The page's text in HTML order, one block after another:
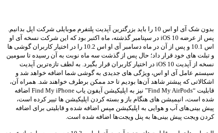
بدون شک آی او اس 10 را باید بزرگترین آپدیت پلتفرم موبایلی شرکت اپل بدانیم.
پس از عرضه iOS 10 در سپتامبر گذشته، ماه اکتبر بود که این شرکت نسخه آی او
اس 10.1 و پس از آن در ماه دسامبر آی او اس 10.2 را در اختیار کاربران گوشی ها
و تبلت های خود قرار داد؛ حال پس از گذشت سه ماه نوبت به آن رسیده تا سومین
نسخه از آپدیت iOS 10 در اختیار کاربران قرار بگیرد. به لطف تازه‌ترین آپدیت
سیستم عامل آی او اس، ویژگی های جدیدی به گوشی شما اضافه خواهد شد و
اشکالاتی که پیشتر شاهد آن‌ها بودیم تا حد ممکن برطرف خواهند شد. همراه آن،
قابلیت “Find My AirPods” نیز به اپلیکیشن آیفون یاب Find My iPhone اضافه
شده است، انیمیشن های هنگام باز و بسته کردن اپلیکیشن ها تییر کرده است،
پیش بینی‌های آب و هوایی به اپلیکیشن مپس اضافه شده و قابلیتی برای اضافه
کردن ویجت پیش بینی‌ها به پنل ویجت‌ها اضافه شده است.